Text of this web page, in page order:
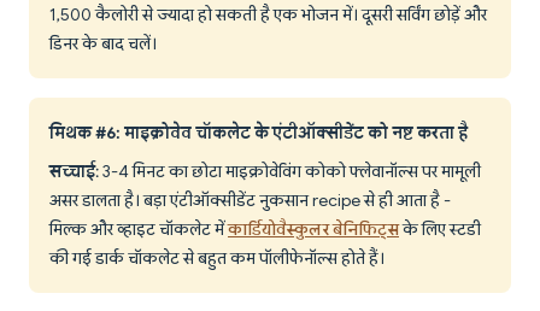
1,500 कैलोरी से ज्यादा हो सकती है एक भोजन में। दूसरी सर्विंग छोड़ें और
डिनर के बाद चलें।
मिथक #6: माइक्रोवेव चॉकलेट के एंटीऑक्सीडेंट को नष्ट करता है
सच्चाई: 3-4 मिनट का छोटा माइक्रोवेविंग कोको फ्लेवानॉल्स पर मामूली
असर डालता है। बड़ा एंटीऑक्सीडेंट नुकसान recipe से ही आता है -
मिल्क और व्हाइट चॉकलेट मेंकार्डियोवैस्कुलर बेनिफिट्सके लिए स्टडी
की गई डार्क चॉकलेट से बहुत कम पॉलीफेनॉल्स होते हैं।